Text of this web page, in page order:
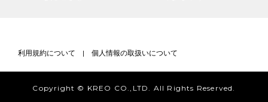
利用規約について | 個人情報の取扱いについて
Copyright © KREO CO.,LTD. All Rights Reserved.